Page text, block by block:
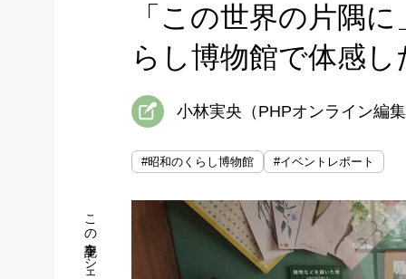
「この世界の片隅
らし博物館で体感し
小林実央（PHPオンライン編
#昭和のくらし博物館 #イベントレポート
この記事をシェア